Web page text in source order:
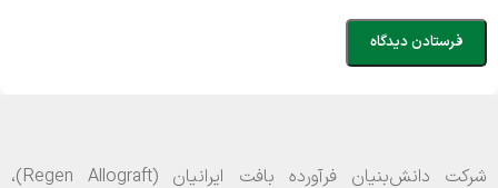
شرکت دانش‌بنیان فرآورده بافت ایرانیان (Regen Allograft)،